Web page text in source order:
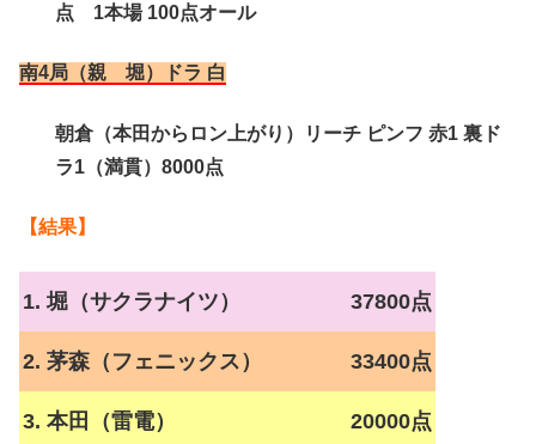
点 1本場 100点オール
南4局（親 堀）ドラ 白
朝倉（本田からロン上がり）リーチ ピンフ 赤1 裏ド
ラ1（満貫）8000点
【結果】
1. 堀（サクラナイツ） 37800点
2. 茅森（フェニックス） 33400点
3. 本田（雷電） 20000点